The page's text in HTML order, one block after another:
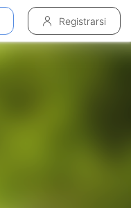
Registrarsi